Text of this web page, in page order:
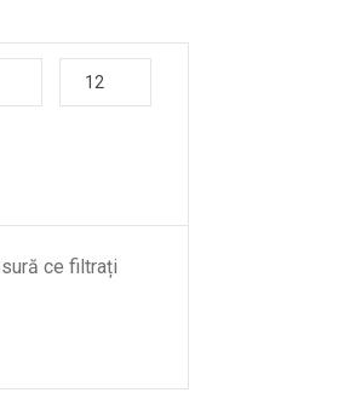
12
ce filtrați